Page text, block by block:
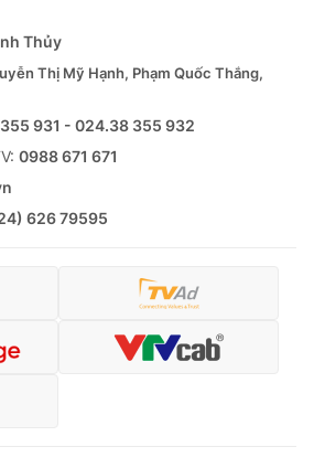
Thủy
Thị Mỹ Hạnh, Phạm Quốc Thắng,
931 - 024.38 355 932
0988 671 671
626 79595